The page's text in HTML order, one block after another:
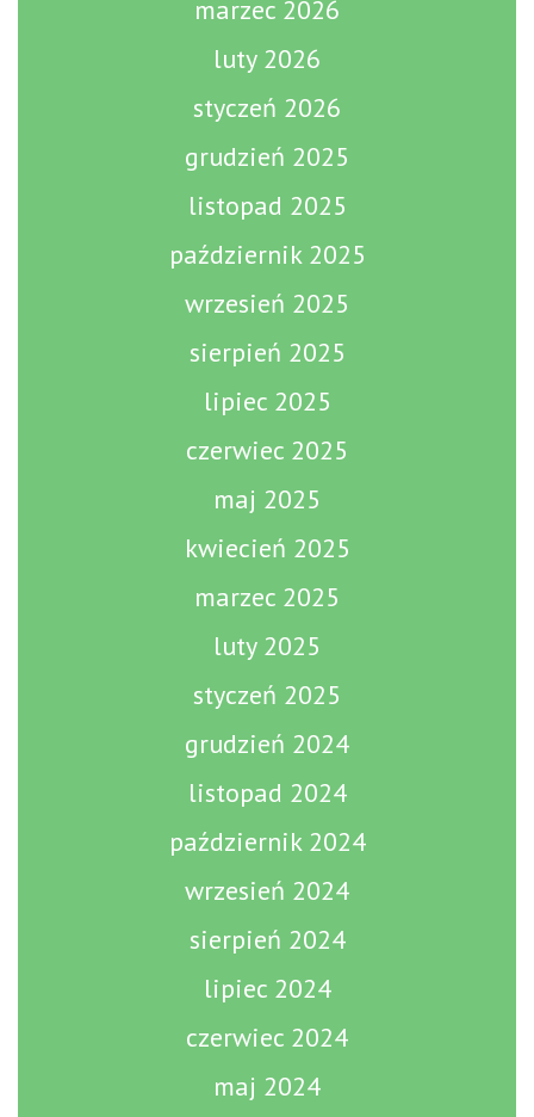
marzec 2026
luty 2026
styczeń 2026
grudzień 2025
listopad 2025
październik 2025
wrzesień 2025
sierpień 2025
lipiec 2025
czerwiec 2025
maj 2025
kwiecień 2025
marzec 2025
luty 2025
styczeń 2025
grudzień 2024
listopad 2024
październik 2024
wrzesień 2024
sierpień 2024
lipiec 2024
czerwiec 2024
maj 2024